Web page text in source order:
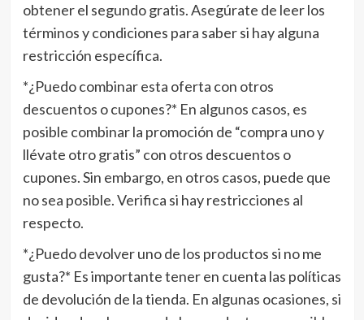
obtener el segundo gratis. Asegúrate de leer los
términos y condiciones para saber si hay alguna
restricción específica.
*¿Puedo combinar esta oferta con otros
descuentos o cupones?* En algunos casos, es
posible combinar la promoción de “compra uno y
llévate otro gratis” con otros descuentos o
cupones. Sin embargo, en otros casos, puede que
no sea posible. Verifica si hay restricciones al
respecto.
*¿Puedo devolver uno de los productos si no me
gusta?* Es importante tener en cuenta las políticas
de devolución de la tienda. En algunas ocasiones, si